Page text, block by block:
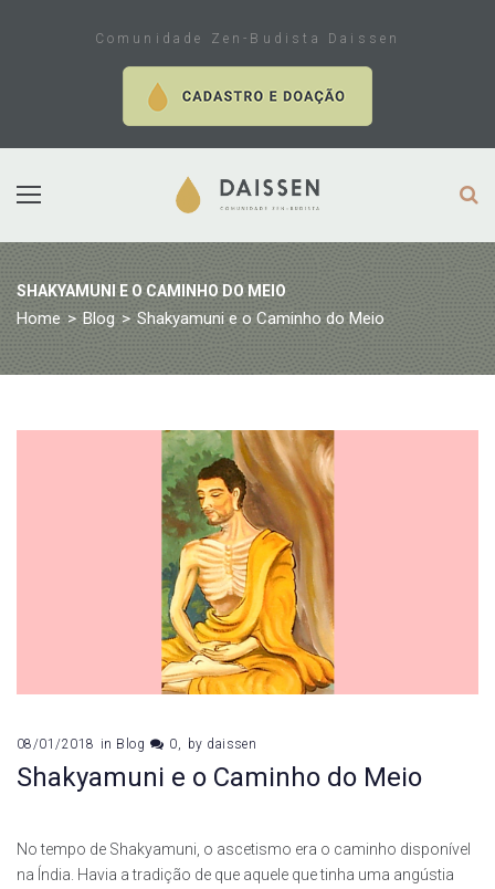
Comunidade Zen-Budista Daissen
SHAKYAMUNI E O CAMINHO DO MEIO
Home > Blog > Shakyamuni e o Caminho do Meio
08/01/2018 in Blog 0 by daissen
Shakyamuni e o Caminho do Meio
No tempo de Shakyamuni, o ascetismo era o caminho disponível
na Índia. Havia a tradição de que aquele que tinha uma angústia